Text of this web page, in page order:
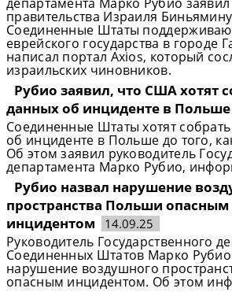
правительства Израиля
Соединенные Штаты
еврейского государства в городе
написал портал Axios, который
израильских чиновников.
Рубио заявил, что США хотят
данных об инциденте в Польше
Соединенные Штаты хотят
об инциденте в Польше до того,
Об этом заявил руководитель
департамента Марко Рубио,
Рубио назвал нарушение
пространства Польши опасным
инцидентом
14.09.25
Руководитель Государственного
Соединенных Штатов Марко Рубио
нарушение воздушного
опасным инцидентом. Об этом